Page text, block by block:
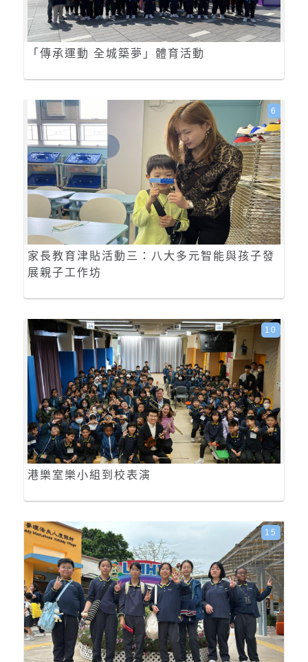
「傳承運動 全城築夢」體育活動
家長教育津貼活動三：八大多元智能與孩子發
展親子工作坊
6
港樂室樂小組到校表演
10
15